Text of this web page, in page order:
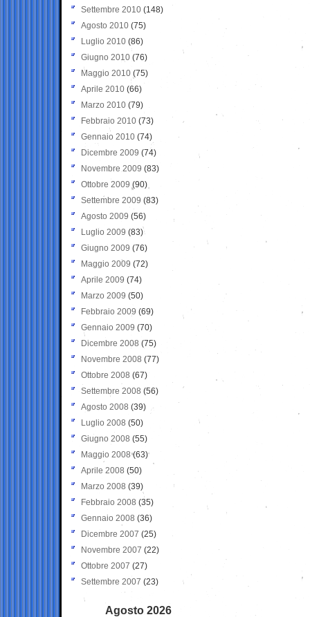
Settembre 2010 (148)
Agosto 2010 (75)
Luglio 2010 (86)
Giugno 2010 (76)
Maggio 2010 (75)
Aprile 2010 (66)
Marzo 2010 (79)
Febbraio 2010 (73)
Gennaio 2010 (74)
Dicembre 2009 (74)
Novembre 2009 (83)
Ottobre 2009 (90)
Settembre 2009 (83)
Agosto 2009 (56)
Luglio 2009 (83)
Giugno 2009 (76)
Maggio 2009 (72)
Aprile 2009 (74)
Marzo 2009 (50)
Febbraio 2009 (69)
Gennaio 2009 (70)
Dicembre 2008 (75)
Novembre 2008 (77)
Ottobre 2008 (67)
Settembre 2008 (56)
Agosto 2008 (39)
Luglio 2008 (50)
Giugno 2008 (55)
Maggio 2008(63)
Aprile 2008 (50)
Marzo 2008 (39)
Febbraio 2008 (35)
Gennaio 2008 (36)
Dicembre 2007 (25)
Novembre 2007 (22)
Ottobre 2007 (27)
Settembre 2007 (23)
Agosto 2026